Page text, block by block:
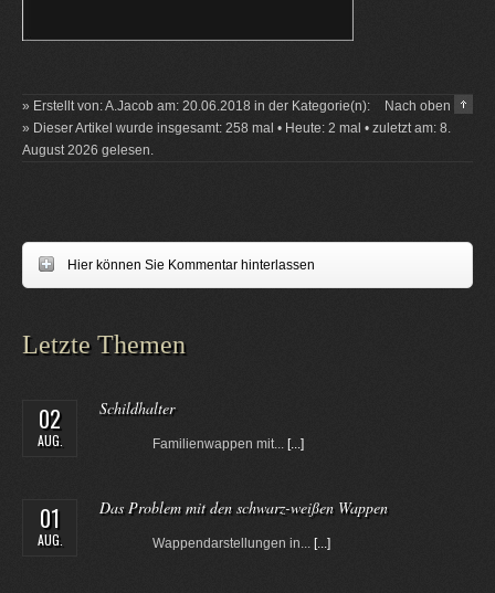
Nach oben
» Erstellt von: A.Jacob am: 20.06.2018 in der Kategorie(n):
» Dieser Artikel wurde insgesamt: 258 mal • Heute: 2 mal • zuletzt am: 8.
August 2026 gelesen.
Hier können Sie Kommentar hinterlassen
Letzte Themen
02
AUG.
Schildhalter
Familienwappen mit... [...]
01
AUG.
Das Problem mit den schwarz-weißen Wappen
Wappendarstellungen in... [...]